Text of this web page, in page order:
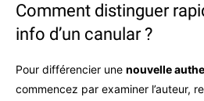
Comment distinguer
info d’un canular ?
Pour différencier une nouvelle
commencez par examiner l’auteur,